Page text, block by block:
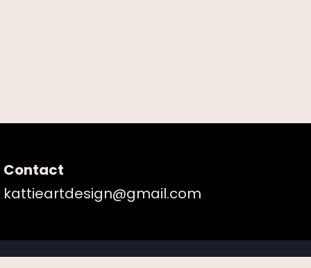
Contact
kattieartdesign@gmail.com